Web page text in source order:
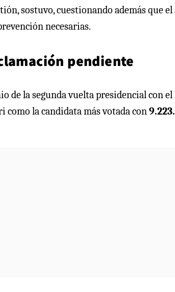
sostuvo, cuestionando además que
necesarias.
pendiente
de la segunda vuelta presidencial con
la candidata más votada con